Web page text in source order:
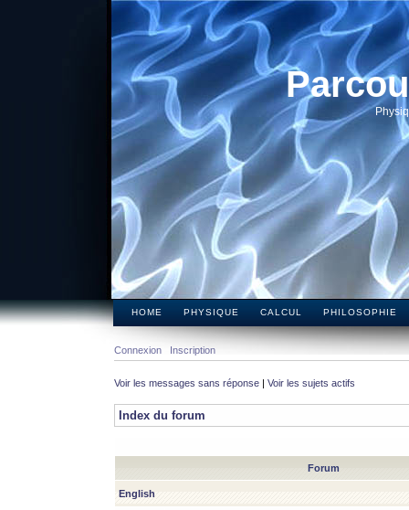
HOME PHYSIQUE CALCUL PHILOSOPHIE
Connexion Inscription
Voir les messages sans réponse | Voir les sujets actifs
Index du forum
Forum
English